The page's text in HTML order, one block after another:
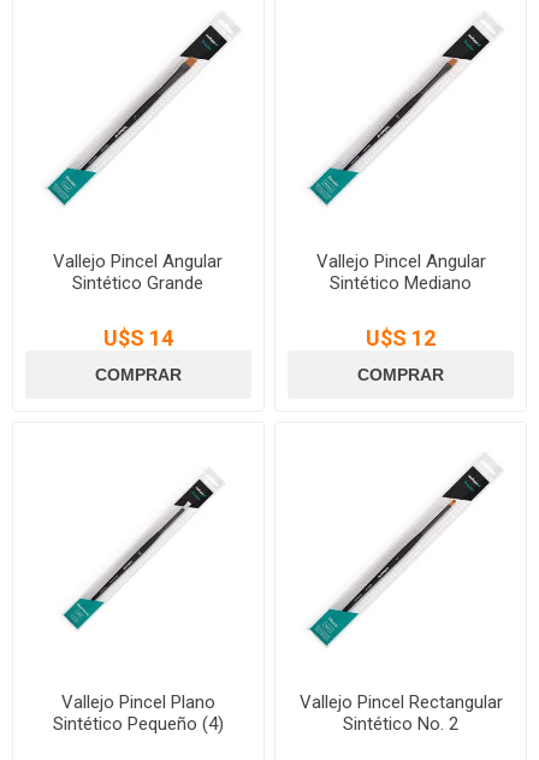
Vallejo Pincel Angular
Sintético Grande
U$S 14
Vallejo Pincel Angular
Sintético Mediano
U$S 12
Vallejo Pincel Plano
Sintético Pequeño (4)
Vallejo Pincel Rectangular
Sintético No. 2